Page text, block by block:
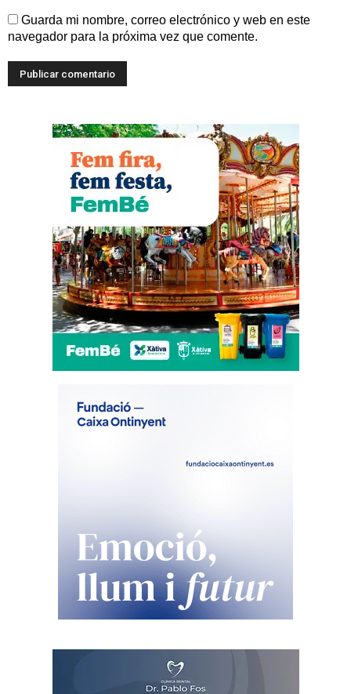
Guarda mi nombre, correo electrónico y web en este
navegador para la próxima vez que comente.